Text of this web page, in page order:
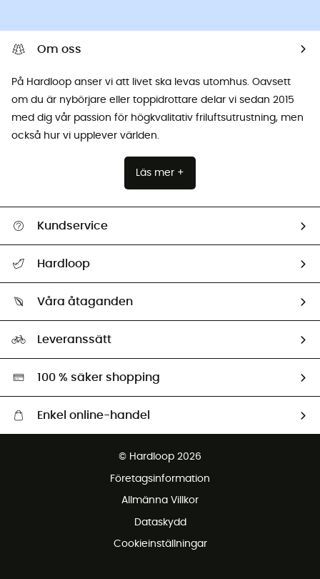
Om oss
På Hardloop anser vi att livet ska levas utomhus. Oavsett
om du är nybörjare eller toppidrottare delar vi sedan 2015
med dig vår passion för högkvalitativ friluftsutrustning, men
också hur vi upplever världen.
Läs mer +
Kundservice
Retur & återbetalning
Hardloop
Ambassadörer
Våra åtaganden
Miljöanpassat urval
Leveranssätt
100 % säker shopping
Enkel online-handel
© Hardloop 2026
Företagsinformation
Allmänna Villkor
Dataskydd
Cookieinställningar